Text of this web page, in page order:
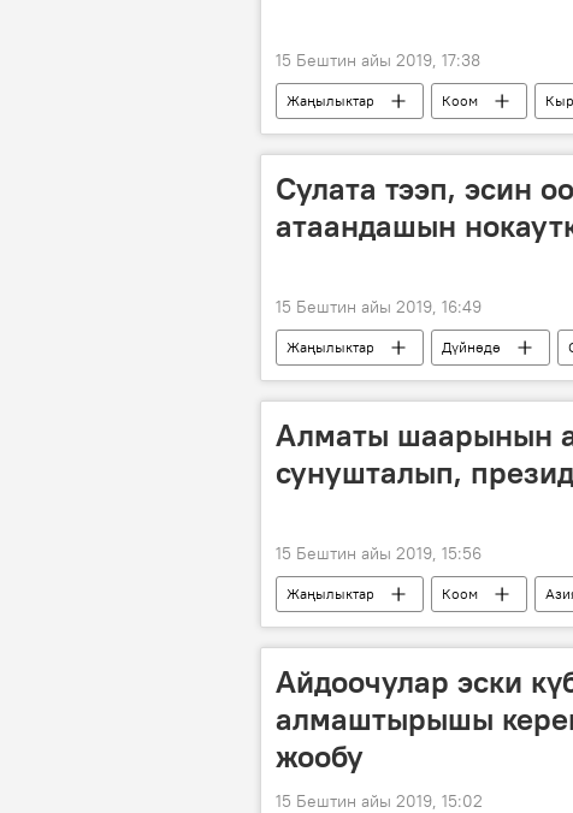
15 Бештин айы 2019, 17:38
Жаңылыктар Коом
азык-түлүк
Сулата тээп, эсин
атаандашын
15 Бештин айы 2019, 16:49
Жаңылыктар Дүйнөдө
нокаут
Алматы шаарынын
сунушталып,
15 Бештин айы 2019, 15:56
Жаңылыктар Коом
Алматы
ысым
Айдоочулар эски
алмаштырышы
жообу
15 Бештин айы 2019, 15:02